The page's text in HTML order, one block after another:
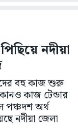
নদীয়া
বহু কাজ শুরু
কাজ টেন্ডার
পঞ্চদশ অর্থ
নদীয়া জেলা